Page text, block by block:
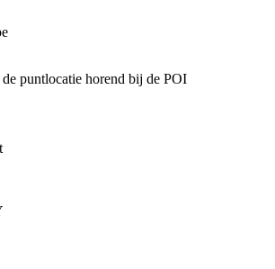
puntlocatie horend bij de POI